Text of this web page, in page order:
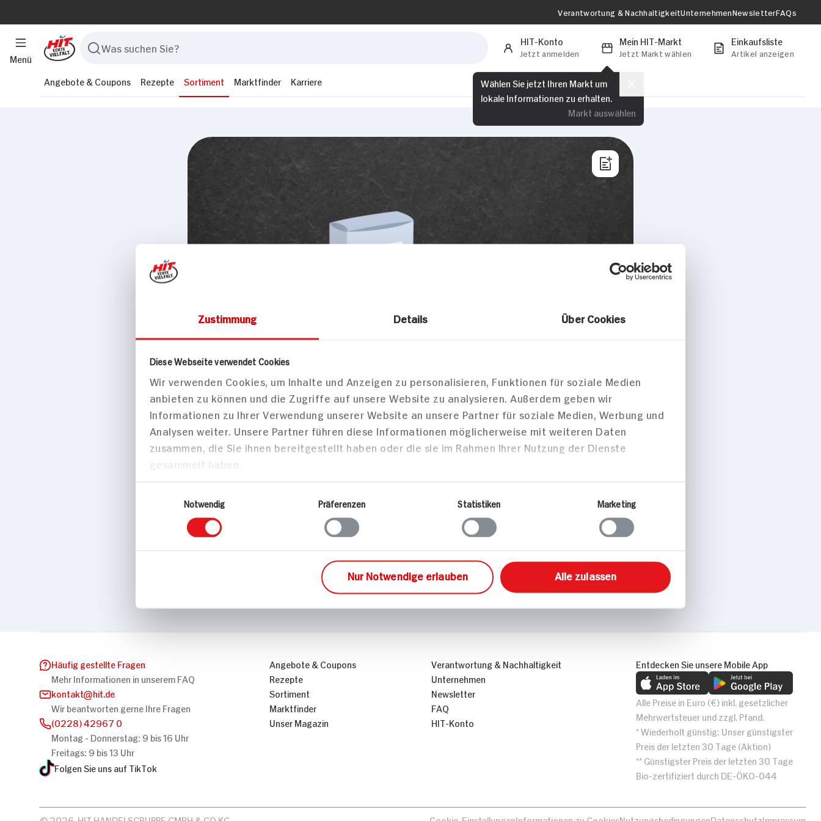
Zustimmung Details Über Cookies
Diese Webseite verwendet Cookies
Wir verwenden Cookies, um Inhalte und Anzeigen zu personalisieren, Funktionen für soziale Medien
anbieten zu können und die Zugriffe auf unsere Website zu analysieren. Außerdem geben wir
Informationen zu Ihrer Verwendung unserer Website an unsere Partner für soziale Medien, Werbung und
Analysen weiter. Unsere Partner führen diese Informationen möglicherweise mit weiteren Daten
zusammen, die Sie ihnen bereitgestellt haben oder die sie im Rahmen Ihrer Nutzung der Dienste
gesammelt haben.
Notwendig
Präferenzen Statistiken Marketing
Nur Notwendige erlauben Alle zulassen
Menü
Verantwortung & NachhaltigkeitUnternehmenNewsletterFAQs
HIT-Konto
Jetzt anmelden
Mein HIT-Markt
Jetzt Markt wählen
Wählen Sie jetzt Ihren Markt um
lokale Informationen zu erhalten.
Markt auswählen
Einkaufsliste
Artikel anzeigen
Angebote & Coupons Rezepte Sortiment Marktfinder Karriere
Haus & Freizeit
H&M 15-150
Zum Marktfinder
Häufig gestellte Fragen
Mehr Informationen in unserem FAQ
kontakt
hit.de
Wir beantworten gerne Ihre Fragen
(0228) 42967 0
Montag - Donnerstag: 9 bis 16 Uhr
Freitags: 9 bis 13 Uhr
Folgen Sie uns auf TikTok
Angebote & Coupons
Rezepte
Sortiment
Marktfinder
Unser Magazin
Verantwortung & Nachhaltigkeit
Unternehmen
Newsletter
FAQ
HIT-Konto
Entdecken Sie unsere Mobile App
Alle Preise in Euro (€) inkl. gesetzlicher
Mehrwertsteuer und zzgl. Pfand.
* Wiederholt günstig: Unser günstigster
Preis der letzten 30 Tage (Aktion)
** Günstigster Preis der letzten 30 Tage
Bio-zertifiziert durch DE-ÖKO-044